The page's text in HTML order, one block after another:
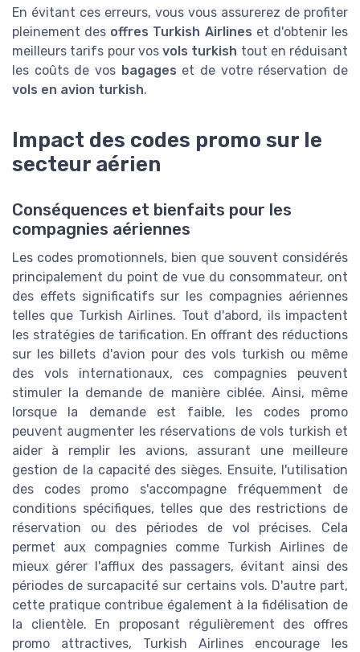
En évitant ces erreurs, vous vous assurerez de profiter
pleinement des offres Turkish Airlines et d'obtenir les
meilleurs tarifs pour vos vols turkish tout en réduisant
les coûts de vos bagages et de votre réservation de
vols en avion turkish.
Impact des codes promo sur le
secteur aérien
Conséquences et bienfaits pour les
compagnies aériennes
Les codes promotionnels, bien que souvent considérés
principalement du point de vue du consommateur, ont
des effets significatifs sur les compagnies aériennes
telles que Turkish Airlines. Tout d'abord, ils impactent
les stratégies de tarification. En offrant des réductions
sur les billets d'avion pour des vols turkish ou même
des vols internationaux, ces compagnies peuvent
stimuler la demande de manière ciblée. Ainsi, même
lorsque la demande est faible, les codes promo
peuvent augmenter les réservations de vols turkish et
aider à remplir les avions, assurant une meilleure
gestion de la capacité des sièges. Ensuite, l'utilisation
des codes promo s'accompagne fréquemment de
conditions spécifiques, telles que des restrictions de
réservation ou des périodes de vol précises. Cela
permet aux compagnies comme Turkish Airlines de
mieux gérer l'afflux des passagers, évitant ainsi des
périodes de surcapacité sur certains vols. D'autre part,
cette pratique contribue également à la fidélisation de
la clientèle. En proposant régulièrement des offres
promo attractives, Turkish Airlines encourage les